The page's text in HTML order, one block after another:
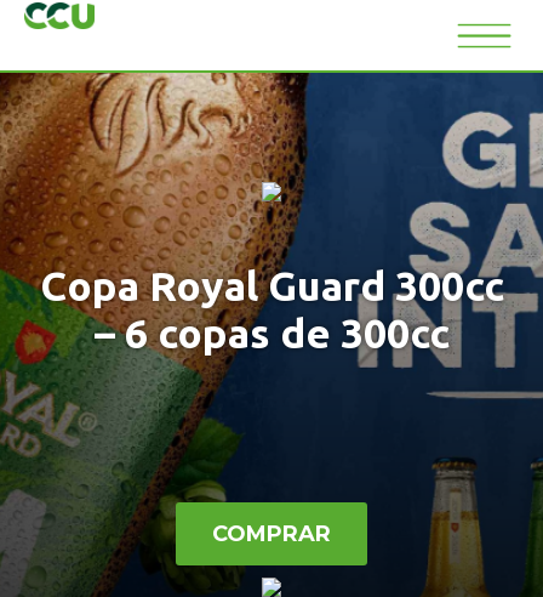
Copa Royal Guard 300cc
– 6 copas de 300cc
COMPRAR